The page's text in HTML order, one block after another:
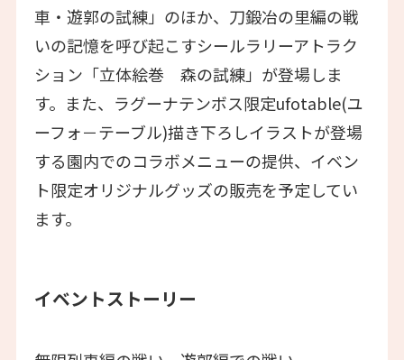
車・遊郭の試練」のほか、刀鍛冶の里編の戦
いの記憶を呼び起こすシールラリーアトラク
ション「立体絵巻 森の試練」が登場しま
す。また、ラグーナテンボス限定ufotable(ユ
ーフォ－テーブル)描き下ろしイラストが登場
する園内でのコラボメニューの提供、イベン
ト限定オリジナルグッズの販売を予定してい
ます。
イベントストーリー